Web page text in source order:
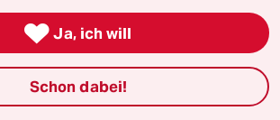
 Ja, ich will
Schon dabei!